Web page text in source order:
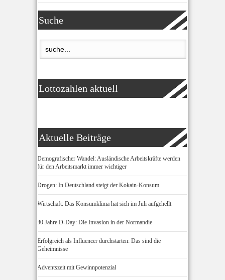
Suche
Lottozahlen aktuell
Aktuelle Beiträge
Demografischer Wandel: Ausländische Arbeitskräfte werden
für den Arbeitsmarkt immer wichtiger
Drogen: In Deutschland steigt der Kokain-Konsum
Wirtschaft: Das Konsumklima hat sich im Juli aufgehellt
80 Jahre D-Day: Die Invasion in der Normandie
Erfolgreich als Influencer durchstarten: Das sind die
Geheimnisse
Adventszeit mit Gewinnpotenzial